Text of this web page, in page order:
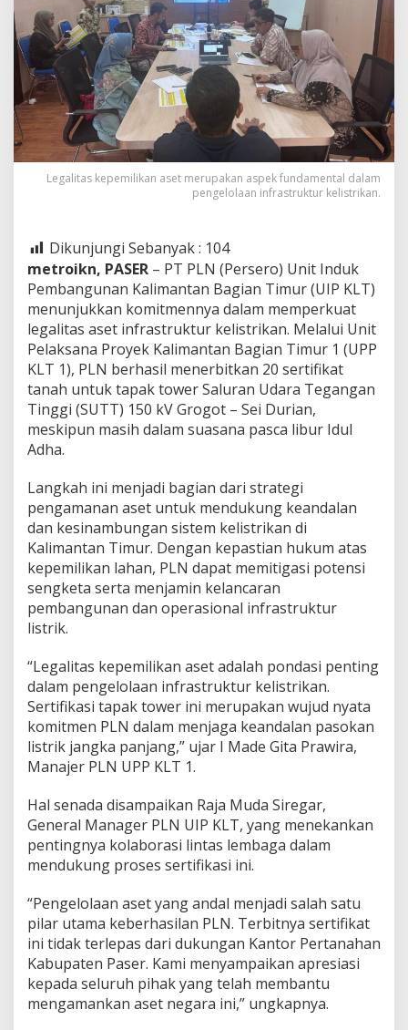
Legalitas kepemilikan aset merupakan aspek fundamental dalam
pengelolaan infrastruktur kelistrikan.
Dikunjungi Sebanyak : 104
metroikn, PASER – PT PLN (Persero) Unit Induk
Pembangunan Kalimantan Bagian Timur (UIP KLT)
menunjukkan komitmennya dalam memperkuat
legalitas aset infrastruktur kelistrikan. Melalui Unit
Pelaksana Proyek Kalimantan Bagian Timur 1 (UPP
KLT 1), PLN berhasil menerbitkan 20 sertifikat
tanah untuk tapak tower Saluran Udara Tegangan
Tinggi (SUTT) 150 kV Grogot – Sei Durian,
meskipun masih dalam suasana pasca libur Idul
Adha.
Langkah ini menjadi bagian dari strategi
pengamanan aset untuk mendukung keandalan
dan kesinambungan sistem kelistrikan di
Kalimantan Timur. Dengan kepastian hukum atas
kepemilikan lahan, PLN dapat memitigasi potensi
sengketa serta menjamin kelancaran
pembangunan dan operasional infrastruktur
listrik.
“Legalitas kepemilikan aset adalah pondasi penting
dalam pengelolaan infrastruktur kelistrikan.
Sertifikasi tapak tower ini merupakan wujud nyata
komitmen PLN dalam menjaga keandalan pasokan
listrik jangka panjang,” ujar I Made Gita Prawira,
Manajer PLN UPP KLT 1.
Hal senada disampaikan Raja Muda Siregar,
General Manager PLN UIP KLT, yang menekankan
pentingnya kolaborasi lintas lembaga dalam
mendukung proses sertifikasi ini.
“Pengelolaan aset yang andal menjadi salah satu
pilar utama keberhasilan PLN. Terbitnya sertifikat
ini tidak terlepas dari dukungan Kantor Pertanahan
Kabupaten Paser. Kami menyampaikan apresiasi
kepada seluruh pihak yang telah membantu
mengamankan aset negara ini,” ungkapnya.